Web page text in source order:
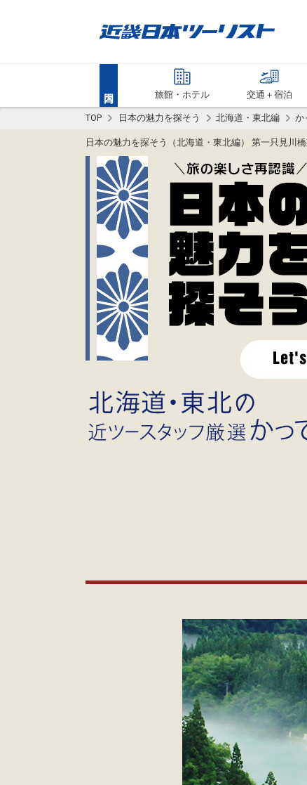
旅館・ホテル 交通＋宿泊
TOP 日本の魅力を探そう 北海道・東北編 か
日本の魅力を探そう（北海道・東北編） 第一只見川